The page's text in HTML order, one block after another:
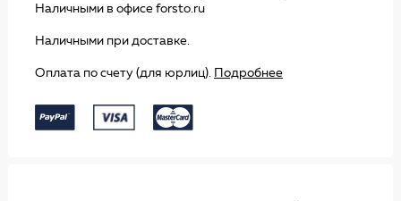
Наличными в офисе forsto.ru
Наличными при доставке.
Оплата по счету (для юрлиц). Подробнее